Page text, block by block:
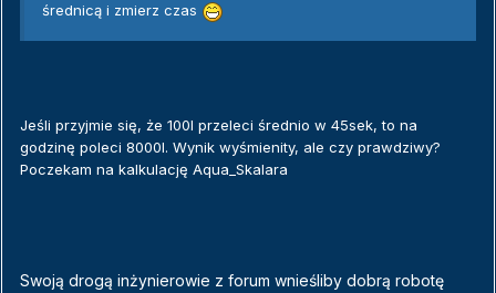
średnicą i zmierz czas
Jeśli przyjmie się, że 100l przeleci średnio w 45sek, to na
godzinę poleci 8000l. Wynik wyśmienity, ale czy prawdziwy?
Poczekam na kalkulację Aqua_Skalara
Swoją drogą inżynierowie z forum wnieśliby dobrą robotę